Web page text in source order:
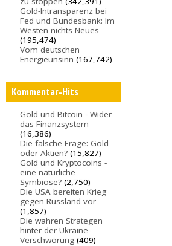
Gold-Intransparenz bei
Fed und Bundesbank: Im
Westen nichts Neues
(195,474)
Vom deutschen
Energieunsinn (167,742)
Kommentar-Hits
Gold und Bitcoin - Wider
das Finanzsystem
(16,386)
Die falsche Frage: Gold
oder Aktien? (15,827)
Gold und Kryptocoins -
eine natürliche
Symbiose? (2,750)
Die USA bereiten Krieg
gegen Russland vor
(1,857)
Die wahren Strategen
hinter der Ukraine-
Verschwörung (409)